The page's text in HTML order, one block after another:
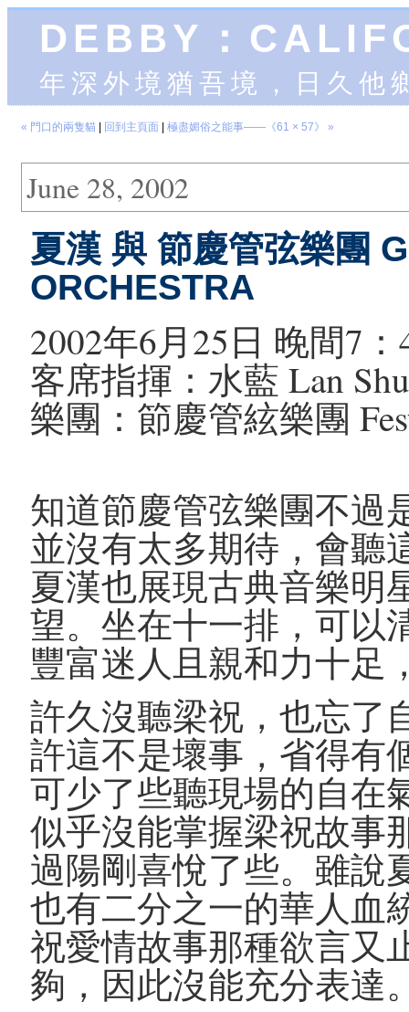
DEBBY：
年深外境猶吾境，日久
« 門口的兩隻貓 回到主頁面 極盡媚俗之能事——《61 × 57》 »
June 28, 2002
夏漢 與 節慶管弦樂團
ORCHESTRA
2002年6月25日 晚間7：
客席指揮：水藍 Lan
樂團：節慶管絃樂團
知道節慶管弦樂團不過
並沒有太多期待，會聽
夏漢也展現古典音樂明
望。坐在十一排，可以
豐富迷人且親和力十足
許久沒聽梁祝，也忘了
許這不是壞事，省得有
可少了些聽現場的自在
似乎沒能掌握梁祝故事
過陽剛喜悅了些。雖說
也有二分之一的華人血
祝愛情故事那種欲言又
夠，因此沒能充分表達